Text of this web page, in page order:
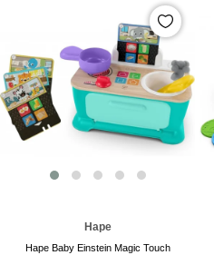
Hape
Hape Baby Einstein Magic Touch